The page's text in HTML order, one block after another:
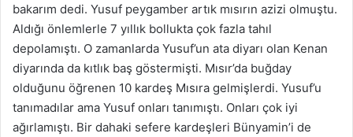
bakarım dedi. Yusuf peygamber artık mısırın azizi olmuştu.
Aldığı önlemlerle 7 yıllık bollukta çok fazla tahıl
depolamıştı. O zamanlarda Yusuf’un ata diyarı olan Kenan
diyarında da kıtlık baş göstermişti. Mısır’da buğday
olduğunu öğrenen 10 kardeş Mısıra gelmişlerdi. Yusuf’u
tanımadılar ama Yusuf onları tanımıştı. Onları çok iyi
ağırlamıştı. Bir dahaki sefere kardeşleri Bünyamin’i de